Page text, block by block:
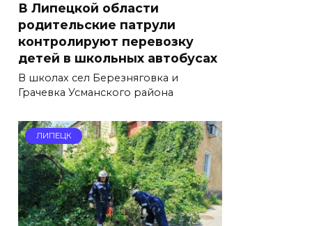
В Липецкой области
родительские патрули
контролируют перевозку
детей в школьных автобусах
В школах сел Березняговка и
Грачевка Усманского района
ЛИПЕЦК